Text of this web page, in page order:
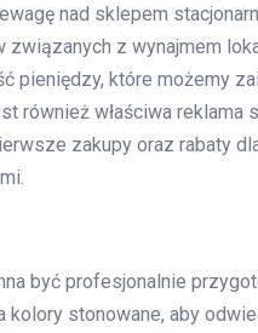
nad sklepem
z wynajmem
pieniędzy, które możemy
również właściwa reklama
zakupy oraz rabaty
być profesjonalnie
stonowane, aby